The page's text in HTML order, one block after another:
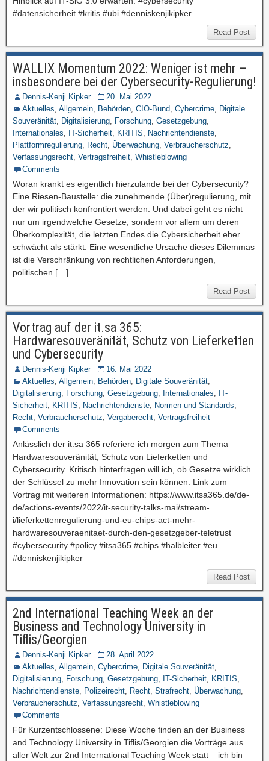
#datensicherheit #kritis #ubi #denniskenjikipker
Read Post
WALLIX Momentum 2022: Weniger ist mehr –
insbesondere bei der Cybersecurity-Regulierung!
Dennis-Kenji Kipker
20. Mai 2022
Aktuelles, Allgemein, Behörden, CIO-Bund, Cybercrime, Digitale
Souveränität, Digitalisierung, Forschung, Gesetzgebung,
Internationales, IT-Sicherheit, KRITIS, Nachrichtendienste,
Plattformregulierung, Recht, Überwachung, Verbraucherschutz,
Verfassungsrecht, Vertragsfreiheit, Whistleblowing
Comments
Woran krankt es eigentlich hierzulande bei der Cybersecurity?
Eine Riesen-Baustelle: die zunehmende (Über)regulierung, mit
der wir politisch konfrontiert werden. Und dabei geht es nicht
nur um irgendwelche Gesetze, sondern vor allem um deren
Überkomplexität, die letzten Endes die Cybersicherheit eher
schwächt als stärkt. Eine wesentliche Ursache dieses Dilemmas
ist die Verschränkung von rechtlichen Anforderungen,
politischen […]
Read Post
Vortrag auf der it.sa 365:
Hardwaresouveränität, Schutz von Lieferketten
und Cybersecurity
Dennis-Kenji Kipker
16. Mai 2022
Aktuelles, Allgemein, Behörden, Digitale Souveränität,
Digitalisierung, Forschung, Gesetzgebung, Internationales, IT-
Sicherheit, KRITIS, Nachrichtendienste, Normen und Standards,
Recht, Verbraucherschutz, Vergaberecht, Vertragsfreiheit
Comments
Anlässlich der it.sa 365 referiere ich morgen zum Thema
Hardwaresouveränität, Schutz von Lieferketten und
Cybersecurity. Kritisch hinterfragen will ich, ob Gesetze wirklich
der Schlüssel zu mehr Innovation sein können. Link zum
Vortrag mit weiteren Informationen: https://www.itsa365.de/de-
de/actions-events/2022/it-security-talks-mai/stream-
i/lieferkettenregulierung-und-eu-chips-act-mehr-
hardwaresouveraenitaet-durch-den-gesetzgeber-teletrust
#cybersecurity #policy #itsa365 #chips #halbleiter #eu
#denniskenjikipker
Read Post
2nd International Teaching Week an der
Business and Technology University in
Tiflis/Georgien
Dennis-Kenji Kipker
28. April 2022
Aktuelles, Allgemein, Cybercrime, Digitale Souveränität,
Digitalisierung, Forschung, Gesetzgebung, IT-Sicherheit, KRITIS,
Nachrichtendienste, Polizeirecht, Recht, Strafrecht, Überwachung,
Verbraucherschutz, Verfassungsrecht, Whistleblowing
Comments
Für Kurzentschlossene: Diese Woche finden an der Business
and Technology University in Tiflis/Georgien die Vorträge aus
aller Welt zur 2nd International Teaching Week statt – ich bin